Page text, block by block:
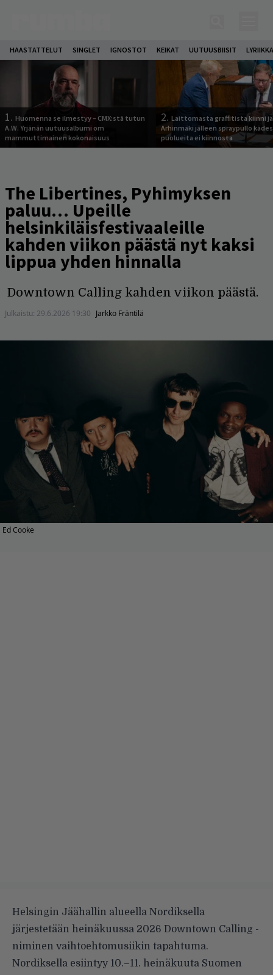
HAASTATTELUT SINGLET IGNOSTOT KEIKAT UUTUUSBIISIT
1. Huomenna se ilmestyy – CMX:stä tutun
A.W. Yrjänän uutuusalbumi om
mammuttimainen kokonaisuus
2. Laittomasta graffitista kiinni
Arhinmäki jälleen spraypullo
puolueita ei kiinnosta
The Libertines, Pyhimyksen
paluu… Upeille
helsinkiläisfestivaaleille
kahden viikon päästä nyt kaksi
lippua yhden hinnalla
Downtown Calling kahden viikon päästä.
Julkaistu: 29.6.2026 19:30 Jarkko Fräntilä
Ed Cooke
Helsingin Jäähallin alueella Nordiksella
järjestetään heinäkuussa 2026 Downtown Calling -
niminen vaihtoehtomusiikin tapahtuma.
Nordiksella esiintyy 10.–11. heinäkuuta Suomen